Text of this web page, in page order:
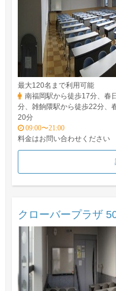
最大120名まで利用可能
南福岡駅から徒歩17分、春
分、雑餉隈駅から徒歩22分、
20分
09:00〜21:00
料金はお問い合わせください
クローバープラザ